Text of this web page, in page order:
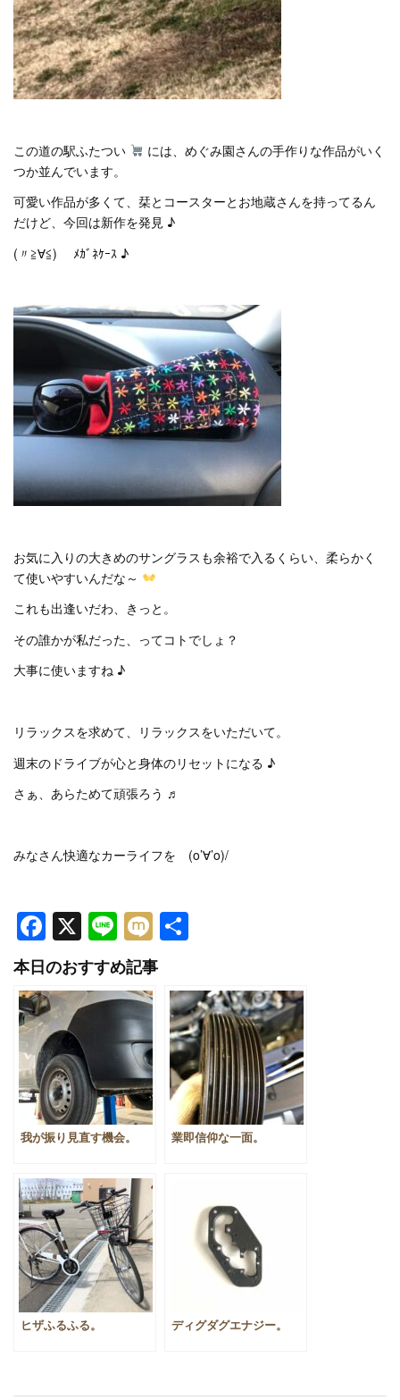
この道の駅ふたつい
には、めぐみ園さんの手作りな作品がいく
つか並んでいます。
可愛い作品が多くて、栞とコースターとお地蔵さんを持ってるん
だけど、今回は新作を発見 ♪
(〃≧∀≦)ゞ ﾒｶﾞﾈｹｰｽ ♪
お気に入りの大きめのサングラスも余裕で入るくらい、柔らかく
て使いやすいんだな～
これも出逢いだわ、きっと。
その誰かが私だった、ってコトでしょ？
大事に使いますね ♪
リラックスを求めて、リラックスをいただいて。
週末のドライブが心と身体のリセットになる ♪
さぁ、あらためて頑張ろう ♬
みなさん快適なカーライフを (o’∀’o)/
Facebook
X LineMixi
本日のおすすめ記事
我が振り見直す機会。 業即信仰な一面。
ヒザふるふる。 ディグダグエナジー。